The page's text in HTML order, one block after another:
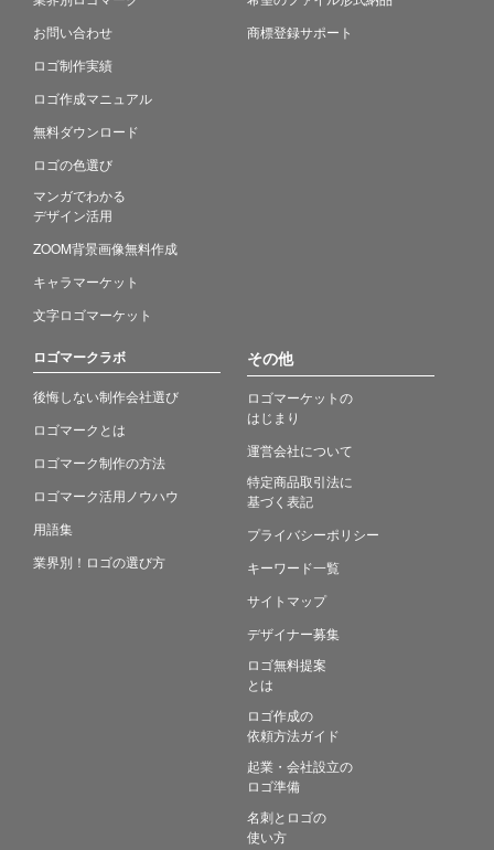
お問い合わせ
ロゴ制作実績
ロゴ作成マニュアル
無料ダウンロード
ロゴの色選び
マンガでわかる
デザイン活用
ZOOM背景画像無料作成
キャラマーケット
文字ロゴマーケット
商標登録サポート
ロゴマークラボ
後悔しない制作会社選び
ロゴマークとは
ロゴマーク制作の方法
ロゴマーク活用ノウハウ
用語集
業界別！ロゴの選び方
その他
ロゴマーケットの
はじまり
運営会社について
特定商品取引法に
基づく表記
プライバシーポリシー
キーワード一覧
サイトマップ
デザイナー募集
ロゴ無料提案
とは
ロゴ作成の
依頼方法ガイド
起業・会社設立の
ロゴ準備
名刺とロゴの
使い方